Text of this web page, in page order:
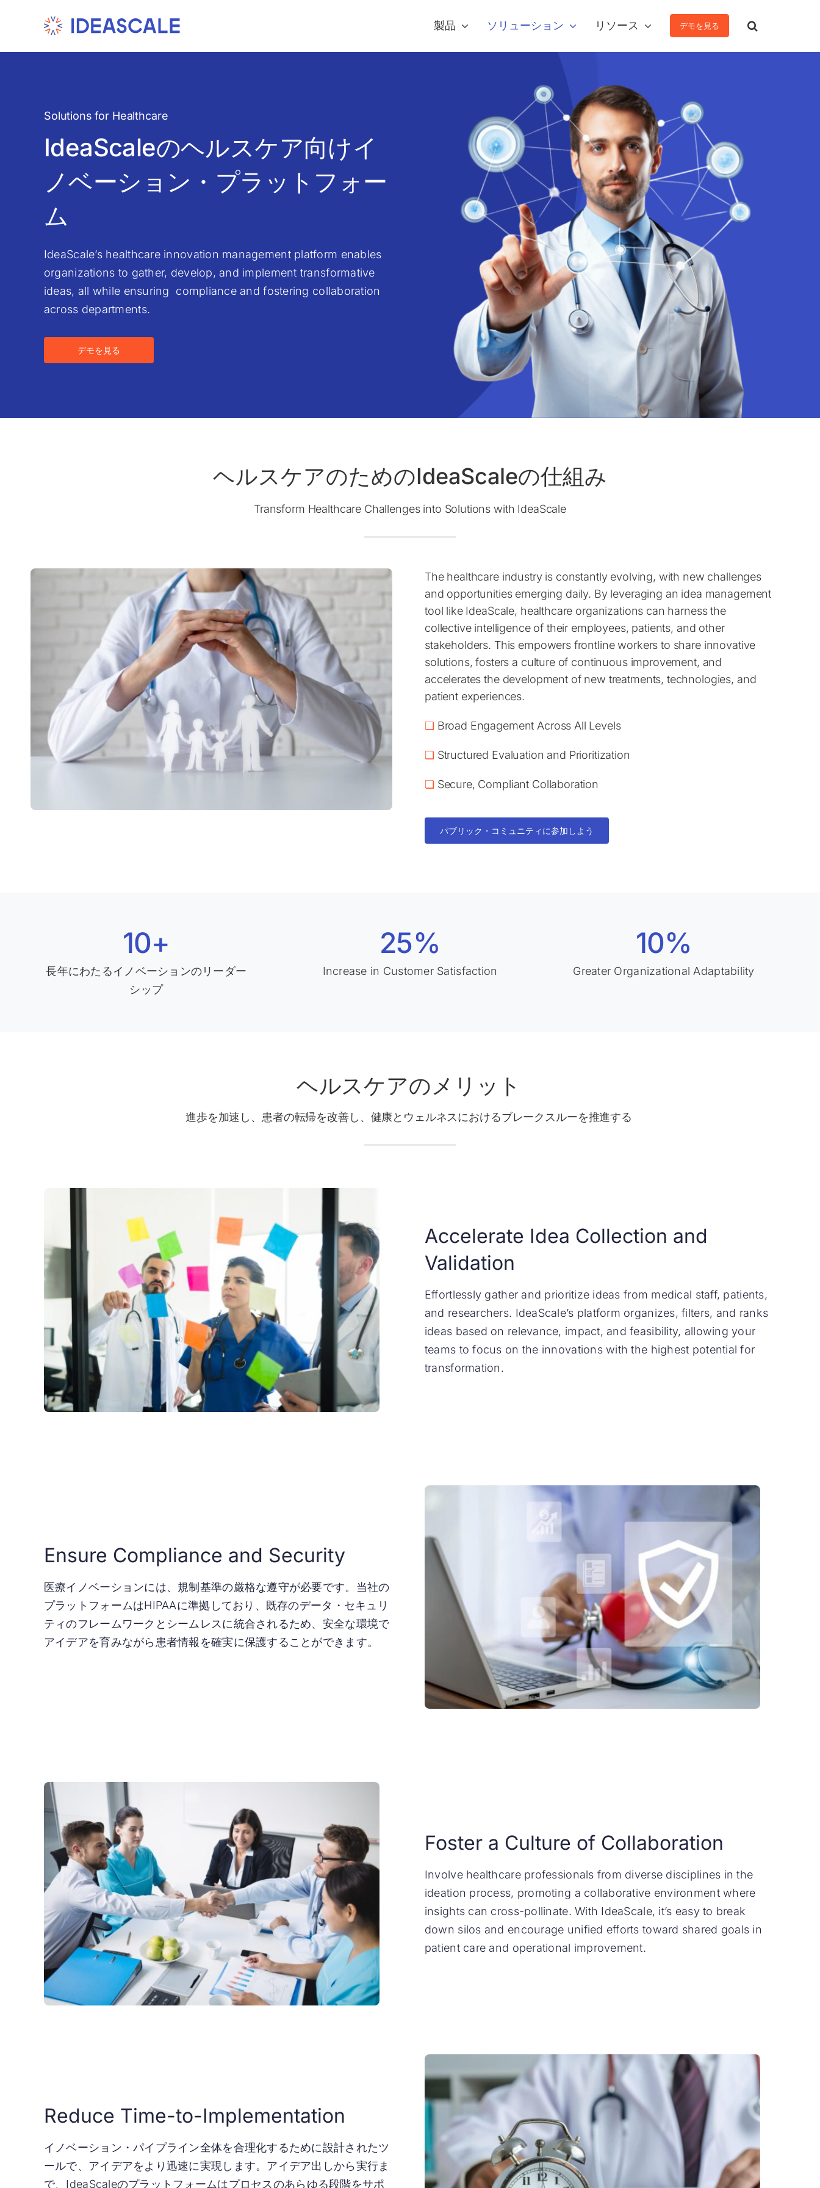
製品 ソリューション リソース デモを見る
Solutions for Healthcare
IdeaScaleのヘルスケア向けイ
ノベーション・プラットフォー
ム
IdeaScale’s healthcare innovation management platform enables
organizations to gather, develop, and implement transformative
ideas, all while ensuring compliance and fostering collaboration
across departments.
デモを見る
ヘルスケアのためのIdeaScaleの仕組み
Transform Healthcare Challenges into Solutions with IdeaScale
The healthcare industry is constantly evolving, with new challenges
and opportunities emerging daily. By leveraging an idea management
tool like IdeaScale, healthcare organizations can harness the
collective intelligence of their employees, patients, and other
stakeholders. This empowers frontline workers to share innovative
solutions, fosters a culture of continuous improvement, and
accelerates the development of new treatments, technologies, and
patient experiences.
❏ Broad Engagement Across All Levels
❏ Structured Evaluation and Prioritization
❏ Secure, Compliant Collaboration
パブリック・コミュニティに参加しよう
10+
長年にわたるイノベーションのリーダー
シップ
25%
Increase in Customer Satisfaction
10%
Greater Organizational Adaptability
ヘルスケアのメリット
進歩を加速し、患者の転帰を改善し、健康とウェルネスにおけるブレークスルーを推進する
Accelerate Idea Collection and
Validation
Effortlessly gather and prioritize ideas from medical staff, patients,
and researchers. IdeaScale’s platform organizes, filters, and ranks
ideas based on relevance, impact, and feasibility, allowing your
teams to focus on the innovations with the highest potential for
transformation.
Ensure Compliance and Security
医療イノベーションには、規制基準の厳格な遵守が必要です。当社の
プラットフォームはHIPAAに準拠しており、既存のデータ・セキュリ
ティのフレームワークとシームレスに統合されるため、安全な環境で
アイデアを育みながら患者情報を確実に保護することができます。
Foster a Culture of Collaboration
Involve healthcare professionals from diverse disciplines in the
ideation process, promoting a collaborative environment where
insights can cross-pollinate. With IdeaScale, it’s easy to break
down silos and encourage unified efforts toward shared goals in
patient care and operational improvement.
Reduce Time-to-Implementation
イノベーション・パイプライン全体を合理化するために設計されたツ
ールで、アイデアをより迅速に実現します。アイデア出しから実行ま
で、IdeaScaleのプラットフォームはプロセスのあらゆる段階をサポ